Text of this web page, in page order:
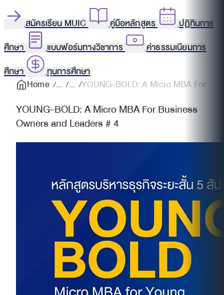
สมัครเรียน MUIC คู่มือหลักสูตร
ปฏิทินการ
ศึกษา
แบบฟอร์มทางวิชาการ
ค่าธรรมเนียมการ
ศึกษา
ทุนการศึกษา
Home
YOUNG-BOLD: A Micro MBA For
YOUNG-BOLD: A Micro MBA For Business
Owners and Leaders # 4